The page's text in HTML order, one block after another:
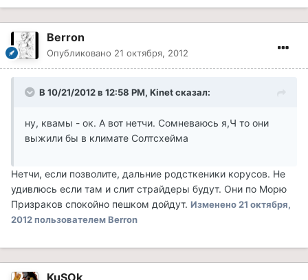
Berron
Опубликовано 21 октября, 2012
В 10/21/2012 в 12:58 PM, Kinet сказал:
ну, квамы - ок. А вот нетчи. Сомневаюсь я,Ч то они
выжили бы в климате Солтсхейма
Нетчи, если позволите, дальние родсткеники корусов. Не
удивлюсь если там и слит страйдеры будут. Они по Морю
Призраков спокойно пешком дойдут. Изменено21 октября,
2012пользователем Berron